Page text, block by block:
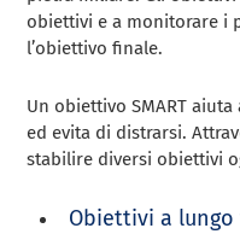
obiettivi e a monitorare i
l’obiettivo finale.
Un obiettivo SMART
ed evita di distrarsi.
stabilire diversi obiettivi
Obiettivi a